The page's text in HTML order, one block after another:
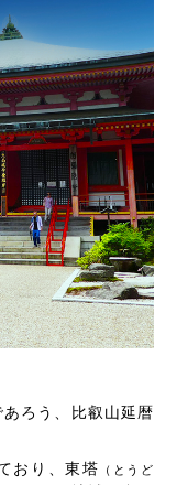
ろう、比叡山延暦
おり、東塔
（とうど